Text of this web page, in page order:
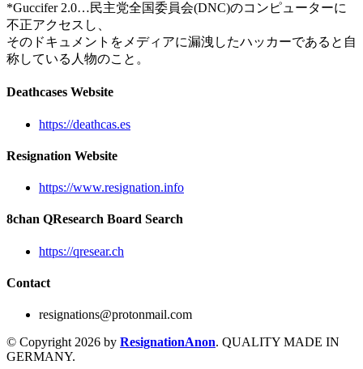
*Guccifer 2.0…民主党全国委員会(DNC)のコンピューターに
不正アクセスし、
そのドキュメントをメディアに漏洩したハッカーであると自
称している人物のこと。
Deathcases Website
https://deathcas.es
Resignation Website
https://www.resignation.info
8chan QResearch Board Search
https://qresear.ch
Contact
resignations@protonmail.com
© Copyright 2026 by ResignationAnon. QUALITY MADE IN
GERMANY.